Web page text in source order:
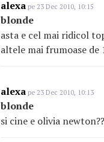
alexa pe 23 Dec 2010, 10:15
blonde
asta e cel mai ridicol
altele mai frumoase de
alexa pe 23 Dec 2010, 10:13
blonde
si cine e olivia